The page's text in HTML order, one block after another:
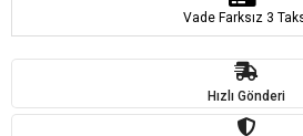
Vade Farksız 3
Hızlı Gönderi